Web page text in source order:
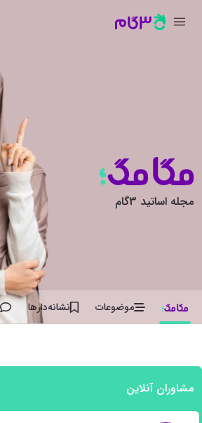
مجله اساتید 3گام
موضوعات نشانه‌دار‌ها
مشاوران آنلاین